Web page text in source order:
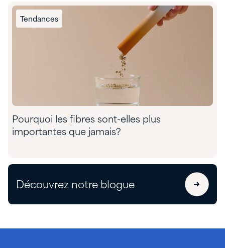
Tendances
Pourquoi les fibres sont-elles plus
importantes que jamais?
Découvrez notre blogue